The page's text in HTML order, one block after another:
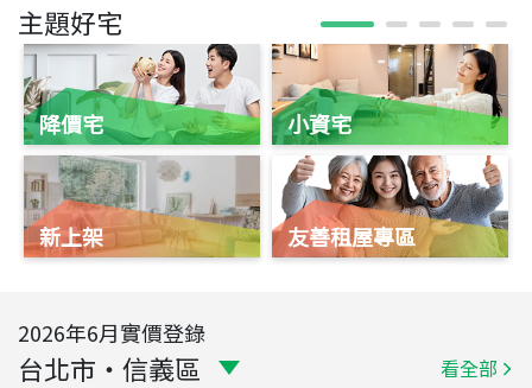
主題好宅
降價宅
新上架
小資宅
友善租屋專區
2026年6月實價登錄
台北市 ・ 信義區 看全部